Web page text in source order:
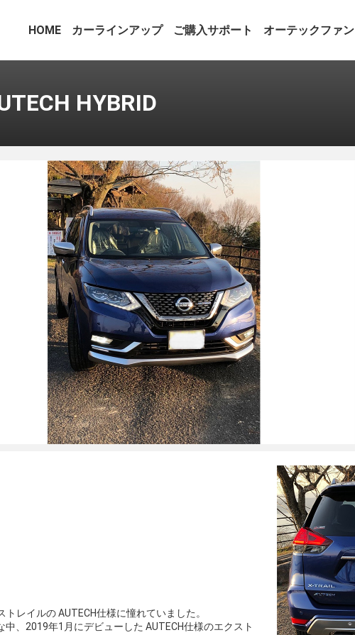
HOME カーラインアップ ご購入サポート オーテックファン
HYBRID
レイルの AUTECH仕様に憧れていました。
、2019年1月にデビューした AUTECH仕様のエクスト